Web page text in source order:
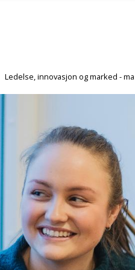
Ledelse, innovasjon og marked -